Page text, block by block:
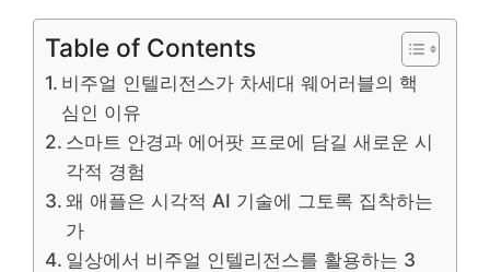
Table of Contents
비주얼 인텔리전스가 차세대 웨어러블의 핵
심인 이유
스마트 안경과 에어팟 프로에 담길 새로운 시
각적 경험
왜 애플은 시각적 AI 기술에 그토록 집착하는
가
일상에서 비주얼 인텔리전스를 활용하는 3